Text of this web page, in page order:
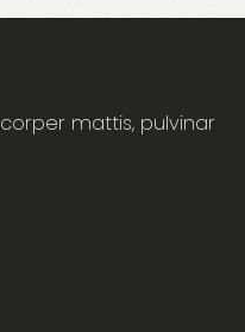
mattis, pulvinar